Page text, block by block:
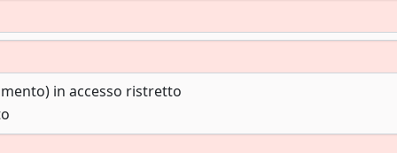
in accesso ristretto